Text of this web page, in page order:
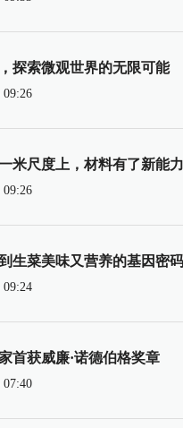
探索微观世界的无限可能
09:26
米尺度上，材料有了新能力
09:26
生菜美味又营养的基因密码
09:24
首获威廉·诺德伯格奖章
07:40